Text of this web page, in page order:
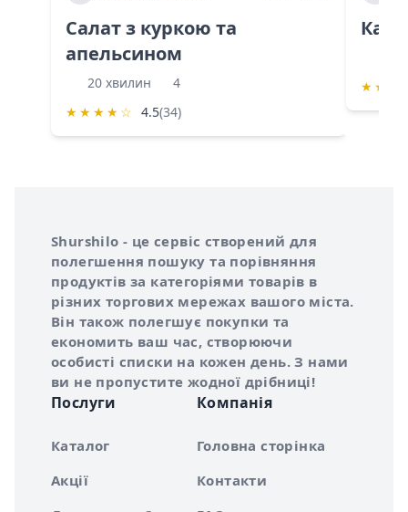
Салат з куркою та
апельсином
20 хвилин
4
★ ★ ★ ★ ☆ 4.5(34)
★ ★
Про сервіс Shurshilo
Shurshilo - це сервіс створений для
полегшення пошуку та порівняння
продуктів за категоріями товарів в
різних торгових мережах вашого міста.
Він також полегшує покупки та
економить ваш час, створюючи
особисті списки на кожен день. З нами
ви не пропустите жодної дрібниці!
Послуги
Каталог
Акції
Компанія
Головна сторінка
Контакти